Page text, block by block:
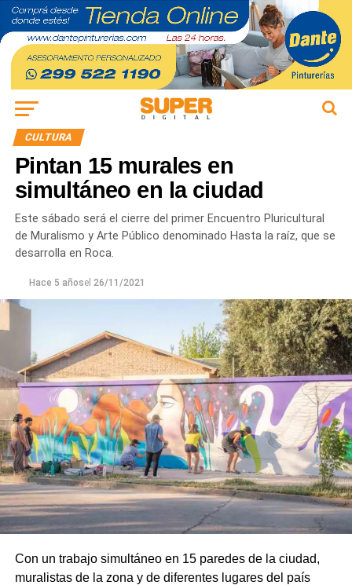
CULTURA
Pintan 15 murales en
simultáneo en la ciudad
Este sábado será el cierre del primer Encuentro Pluricultural
de Muralismo y Arte Público denominado Hasta la raíz, que se
desarrolla en Roca.
Hace 5 añosel 26/11/2021
Con un trabajo simultáneo en 15 paredes de la ciudad,
muralistas de la zona y de diferentes lugares del país